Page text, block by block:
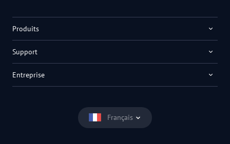
Français
Produits
Support
Entreprise